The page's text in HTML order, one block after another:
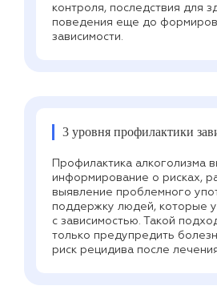
контроля, последствия для
поведения еще до
зависимости.
3 уровня профилактики
Профилактика алкоголизма
информирование о рисках,
выявление проблемного
поддержку людей, которые
с зависимостью. Такой
только предупредить
риск рецидива после